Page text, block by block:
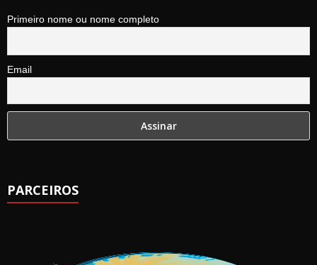
Primeiro nome ou nome completo
Email
PARCEIROS